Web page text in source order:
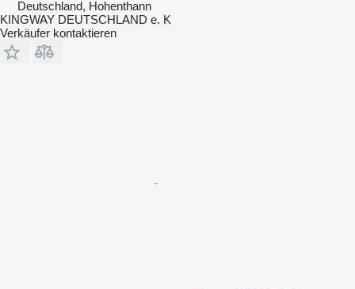
Deutschland, Hohenthann
KINGWAY DEUTSCHLAND e. K
Verkäufer kontaktieren